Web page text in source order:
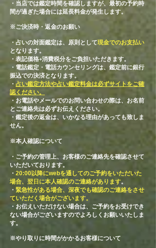
・当店では鑑定時間を確認しますが、最初の予約時
間が過ぎた場合には延長料金が発生します。
※ご決済時・返金のお願い
・占いの対面鑑定は、原則として現金でのお支払い
となります。
・ ​表記価格+消費税分をご負担いただきます。
・電話鑑定・電話カウンセリングは、 ​鑑定前に銀行
振込での決済となります。
​・ 占い鑑定方法や占い鑑定料金は必ずサイトをご確
認ください。
​・お電話やメールでのお問い合わせの際は、お名前
とご連絡先は必ずお伝えください。
​・鑑定後の返金は、いかなる理由があっても致しま
せん。
※本人確認について
・ご予約の管理上、お客様のご連絡先を確認させて
いただいております。
・ 20:00以降にwebを通してのご予約をいただいた
場合、翌日に本人確認のご連絡があります。
・ 緊急性がある場合、深夜でも確認のご連絡をさせ
ていただく場合がございます。
・お伝えいただけない場合は、ご予約をお受けでき
ない場合がございますのでよろしくお願いいたしま
す。
※やり取りに時間がかかるお客様について